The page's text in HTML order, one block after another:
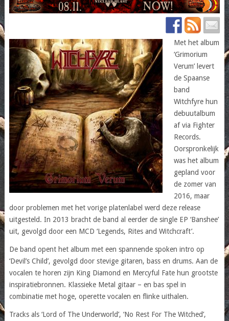
Met het album
‘Grimorium
Verum’ levert
de Spaanse
band
Witchfyre hun
debuutalbum
af via Fighter
Records.
Oorspronkelijk
was het album
gepland voor
de zomer van
2016, maar
door problemen met het vorige platenlabel werd deze release
uitgesteld. In 2013 bracht de band al eerder de single EP ‘Banshee’
uit, gevolgd door een MCD ‘Legends, Rites and Witchcraft’.
De band opent het album met een spannende spoken intro op
‘Devil’s Child’, gevolgd door stevige gitaren, bass en drums. Aan de
vocalen te horen zijn King Diamond en Mercyful Fate hun grootste
inspiratiebronnen. Klassieke Metal gitaar – en bas spel in
combinatie met hoge, operette vocalen en flinke uithalen.
Tracks als ‘Lord of The Underworld’, ‘No Rest For The Witched’,